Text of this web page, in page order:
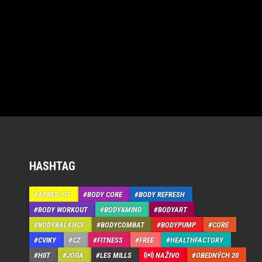
HASHTAG
APRÉS-FIT BODY CORE
BODY REFRESH
BODY WORKOUT
BODY&MIND
BODYART
BODYBALANCE
BODYCOMBAT BODYPUMP
CORE
CVIKY
CZ FITNESS FREE
HEALTHFACTORY
HIIT
JOGA LES MILLS NAŽIVO OBEDNÝCH 20